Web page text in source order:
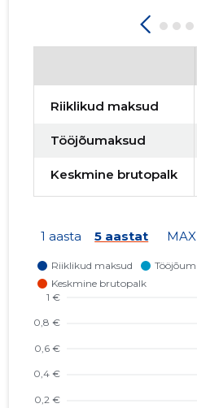
Riiklikud maksud
Tööjõumaksud
Keskmine brutopalk
1 aasta 5 aastat MAX